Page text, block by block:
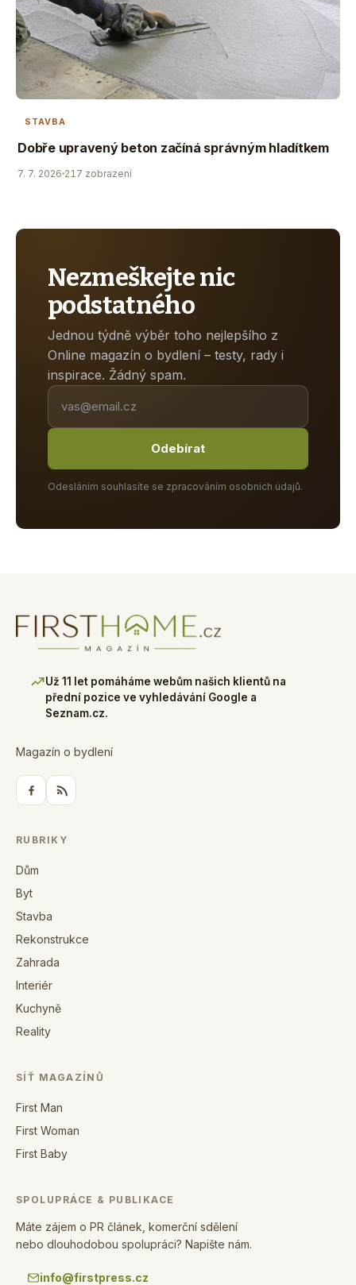
STAVBA
Dobře upravený beton začíná správným hladítkem
7. 7. 2026 217 zobrazení
Nezmeškejte nic
podstatného
Jednou týdně výběr toho nejlepšího z
Online magazín o bydlení – testy, rady i
inspirace. Žádný spam.
Odebírat
Odesláním souhlasíte se zpracováním osobních údajů.
Už 11 let pomáháme webům našich klientů na
přední pozice ve vyhledávání Google a
Seznam.cz.
Magazín o bydlení
RUBRIKY
Dům
Byt
Stavba
Rekonstrukce
Zahrada
Interiér
Kuchyně
Reality
SÍŤ MAGAZÍNŮ
First Man
First Woman
First Baby
SPOLUPRÁCE & PUBLIKACE
Máte zájem o PR článek, komerční sdělení
nebo dlouhodobou spolupráci? Napište nám.
info@firstpress.cz